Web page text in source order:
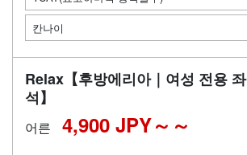
칸나이
Relax【후방에리아｜여성 전용 좌
석】
어른 4,900 JPY～